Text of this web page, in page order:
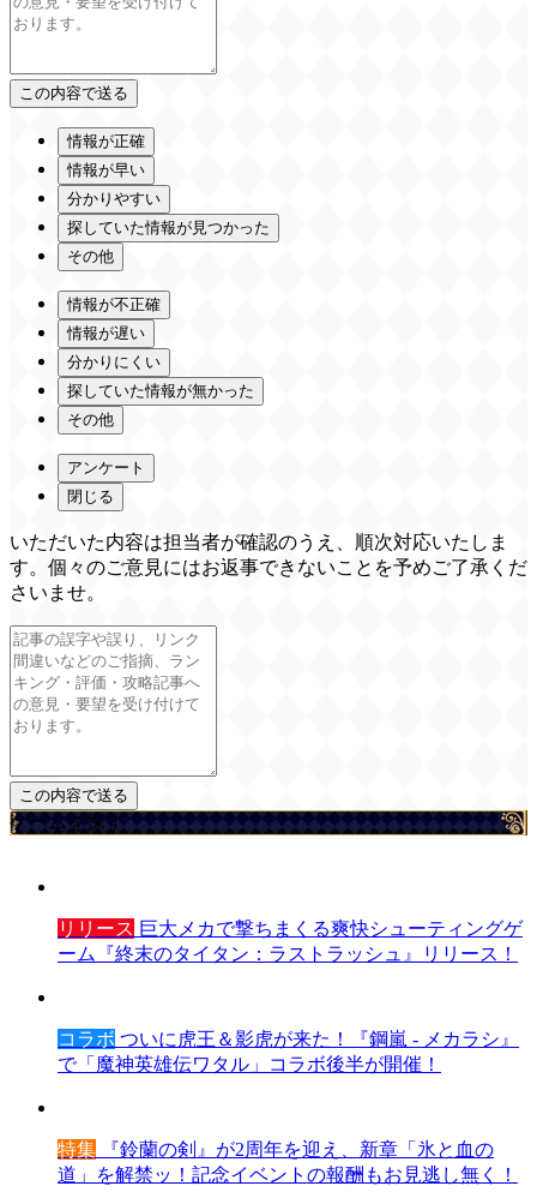
情報が正確
情報が早い
分かりやすい
探していた情報が見つかった
その他
情報が不正確
情報が遅い
分かりにくい
探していた情報が無かった
その他
アンケート
閉じる
いただいた内容は担当者が確認のうえ、順次対応いたしま
す。個々のご意見にはお返事できないことを予めご了承くだ
さいませ。
ゲームを探す
リリース 巨大メカで撃ちまくる爽快シューティングゲ
ーム『終末のタイタン：ラストラッシュ』リリース！
コラボ ついに虎王＆影虎が来た！『鋼嵐 - メカラシ』
で「魔神英雄伝ワタル」コラボ後半が開催！
特集 『鈴蘭の剣』が2周年を迎え、新章「氷と血の
道」を解禁ッ！記念イベントの報酬もお見逃し無く！